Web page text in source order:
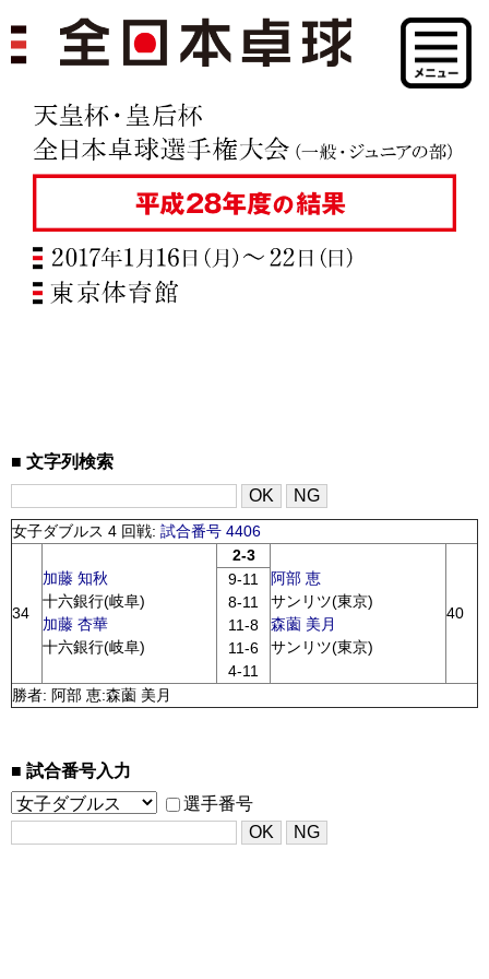
文字列検索
女子ダブルス 4 回戦: 試合番号 4406
34
加藤 知秋
十六銀行(岐阜)
加藤 杏華
十六銀行(岐阜)
2-3
阿部 恵
サンリツ(東京)
森薗 美月
サンリツ(東京)
40
9-11
8-11
11-8
11-6
4-11
勝者: 阿部 恵:森薗 美月
試合番号入力
選手番号